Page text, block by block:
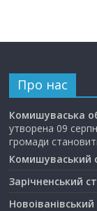
Про нас
Комишуваська
утворена 09
громади
Комишуваський
Зарічненський